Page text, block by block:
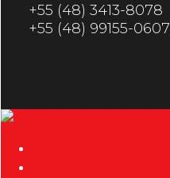
+55 (48) 3413-8078
+55 (48) 99155-0607